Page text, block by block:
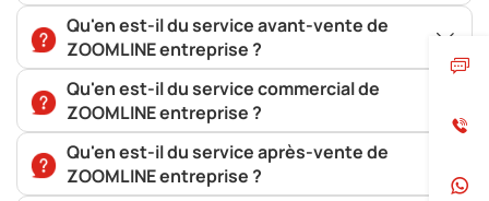
Qu'en est-il du service avant-vente de
ZOOMLINE entreprise ?
Qu'en est-il du service commercial de
ZOOMLINE entreprise ?
Qu'en est-il du service après-vente de
ZOOMLINE entreprise ?